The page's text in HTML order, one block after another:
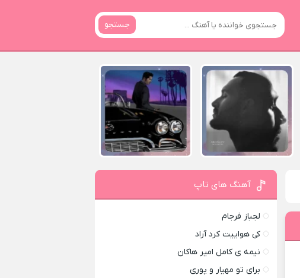
جستجو
آهنگ های تاپ
لجباز فرجام
کی هواییت کرد آراد
نیمه ی کامل امیر هاکان
برای تو مهیار و پوری